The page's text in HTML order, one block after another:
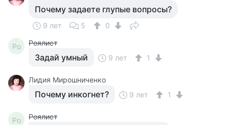
Почему задаете глупые вопросы?
9 лет 5 0
Ро Роялист
Задай умный 9 лет 1
Лидия Мирошниченко
Почему инкогнет? 9 лет 1
Ро Роялист